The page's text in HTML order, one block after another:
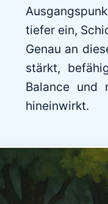
tiefer ein,
Genau an
stärkt,
Balance und
hineinwirkt.